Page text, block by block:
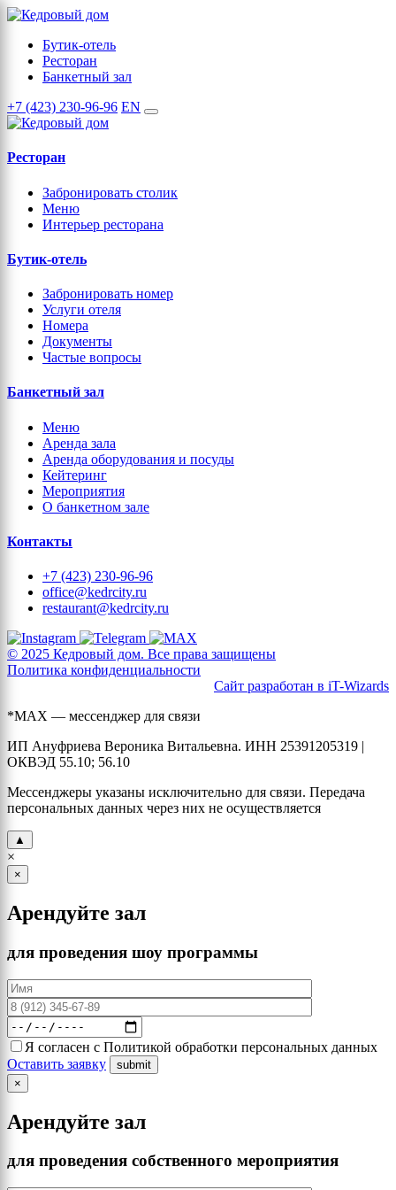
Бутик-отель
Ресторан
Банкетный зал
+7 (423) 230-96-96 EN
Ресторан
Забронировать столик
Меню
Интерьер ресторана
Бутик-отель
Забронировать номер
Услуги отеля
Номера
Документы
Частые вопросы
Банкетный зал
Меню
Аренда зала
Аренда оборудования и посуды
Кейтеринг
Мероприятия
О банкетном зале
Контакты
+7 (423) 230-96-96
office@kedrcity.ru
restaurant@kedrcity.ru
© 2025 Кедровый дом. Все права защищены
Политика конфиденциальности
Сайт разработан в iT-Wizards
*MAX — мессенджер для связи
ИП Ануфриева Вероника Витальевна. ИНН 25391205319 |
ОКВЭД 55.10; 56.10
Мессенджеры указаны исключительно для связи. Передача
персональных данных через них не осуществляется
▲
×
×
Арендуйте зал
для проведения шоу программы
Я согласен с Политикой обработки персональных данных
Оставить заявку
×
Арендуйте зал
для проведения собственного мероприятия